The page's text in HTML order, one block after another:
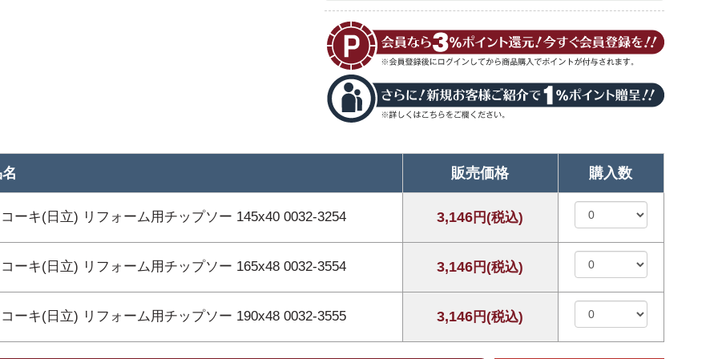
販売価格 購入数
ーキ(日立) リフォーム用チップソー 145x40 0032-3254 3,146円(税込)
ーキ(日立) リフォーム用チップソー 165x48 0032-3554 3,146円(税込)
ーキ(日立) リフォーム用チップソー 190x48 0032-3555 3,146円(税込)